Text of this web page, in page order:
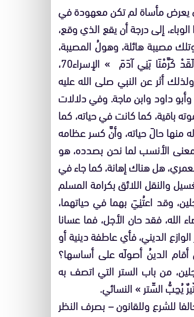
يعرض مأساة لم تكن معهودة في
إلى درجة أن يقع الذي وقع،
مصيبة هائلة، وهولُ المصيبة،
أن تُنتهَكَ كرامة الميت المكفولة بنص الكتاب العزيز » وَلَقَدْ كَرَّمْنَا بَنِي آدَمَ » الإسراء70،
أثر عن النبي صلى الله عليه
داود وابن ماجة. وفي دلالات
باقية، كما كانت في حياته، كما
منها حالَ حياته، وأنَّ كسر عظامه
الأنسب لما نحن بصدده، هو
هل هناك إهانة، كما جاء في
والنقل اللائق بكرامة المسلم
وقد اعتُنِيَ بهما في حياتهما،
الله، فقد حان الأجل، فما عسانا
الديني، فأي عاطفة دينية أو
الدينُ أصولَه على أساسها؟
من باب الستر التي اتصف به
يُحِبُّ السِّتر » النسائي.
للشرع وللقانون – بصرف النظر